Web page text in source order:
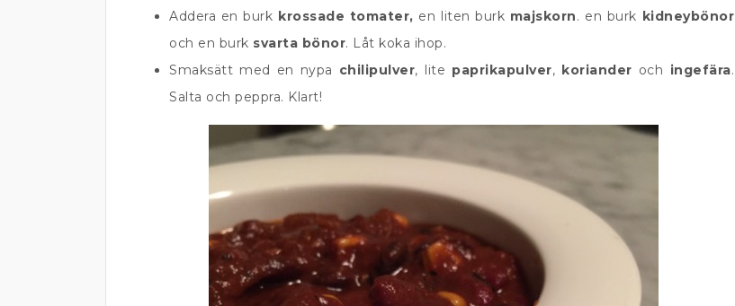
Addera en burk krossade tomater, en liten burk majskorn. en burk kidneybönor
och en burk svarta bönor. Låt koka ihop.
Smaksätt med en nypa chilipulver, lite paprikapulver, koriander och ingefära.
Salta och peppra. Klart!